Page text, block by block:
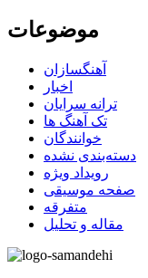
موضوعات
آهنگسازان
اخبار
ترانه سرایان
تک آهنگ ها
خوانندگان
دسته‌بندی نشده
رویداد ویژه
صفحه موسیقی
متفرقه
مقاله و تحلیل